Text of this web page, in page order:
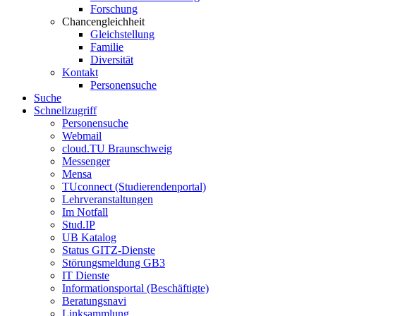
Forschung
Chancengleichheit
Gleichstellung
Familie
Diversität
Kontakt
Personensuche
Suche
Schnellzugriff
Personensuche
Webmail
cloud.TU Braunschweig
Messenger
Mensa
TUconnect (Studierendenportal)
Lehrveranstaltungen
Im Notfall
Stud.IP
UB Katalog
Status GITZ-Dienste
Störungsmeldung GB3
IT Dienste
Informationsportal (Beschäftigte)
Beratungsnavi
Linksammlung